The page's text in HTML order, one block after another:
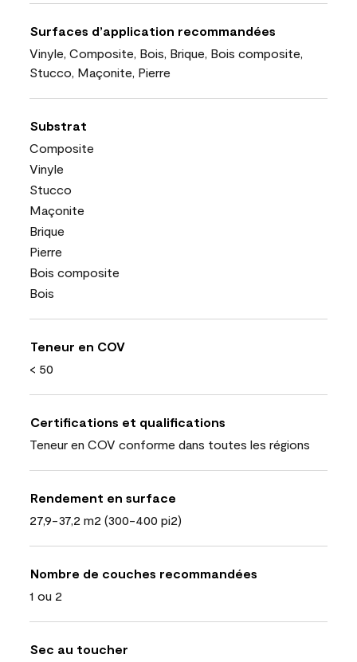
Surfaces d’application recommandées
Vinyle, Composite, Bois, Brique, Bois composite,
Stucco, Maçonite, Pierre
Substrat
Composite
Vinyle
Stucco
Maçonite
Brique
Pierre
Bois composite
Bois
Teneur en COV
< 50
Certifications et qualifications
Teneur en COV conforme dans toutes les régions
Rendement en surface
27,9-37,2 m2 (300-400 pi2)
Nombre de couches recommandées
1 ou 2
Sec au toucher